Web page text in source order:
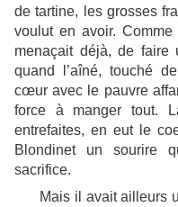
de tartine, les grosses
voulut en avoir.
menaçait déjà, de
quand l’aîné, touché
cœur avec le pauvre
force à manger tout.
entrefaites, en eut le
Blondinet un sourire
sacrifice.
Mais il avait ailleurs